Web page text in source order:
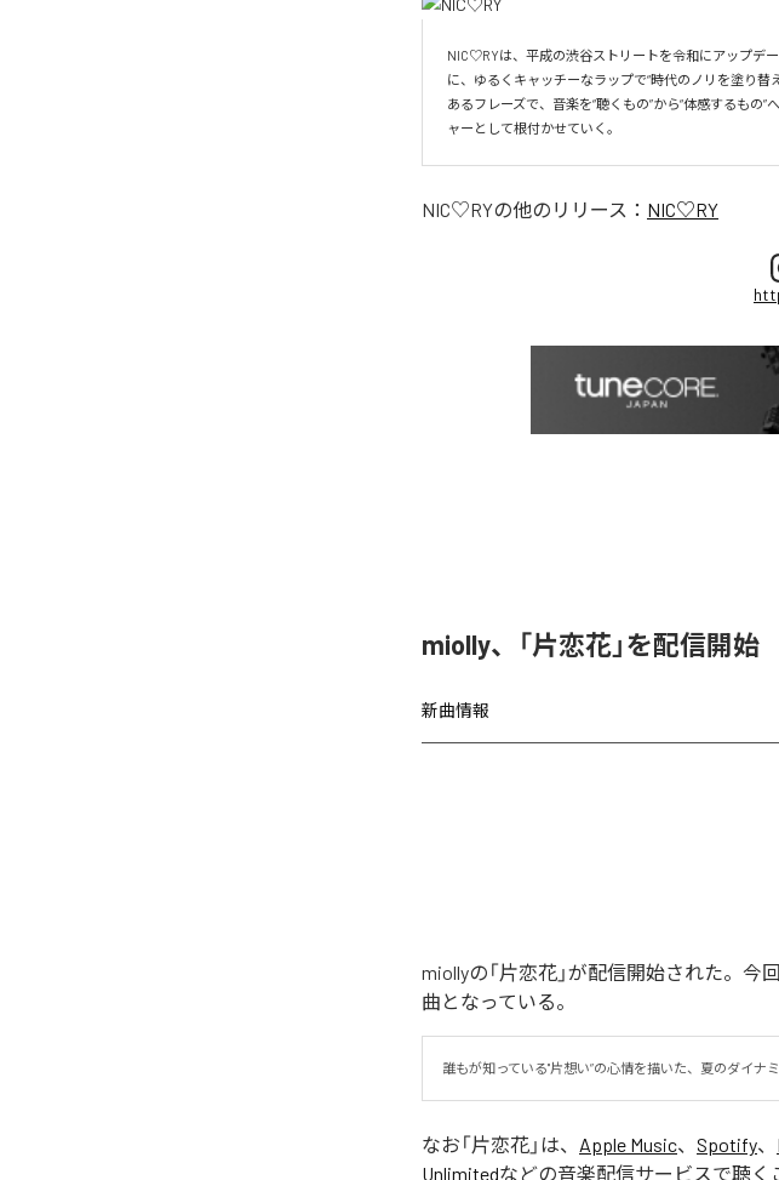
NIC♡RYは、平成の渋谷ストリートを令和にアップデ
に、ゆるくキャッチーなラップで“時代のノリを塗り
あるフレーズで、音楽を“聴くもの”から“体感するもの
ャーとして根付かせていく。
NIC♡RYの他のリリース： NIC♡RY
miolly、「片恋花」を配信開始
新曲情報
miollyの「片恋花」が配信開始された。今
曲となっている。
誰もが知っている"片想い”の心情を描いた、夏のダイナ
なお「片恋花 」は、 Apple Music、 Spotify、
Unlimitedなどの音楽配信サービスで聴く